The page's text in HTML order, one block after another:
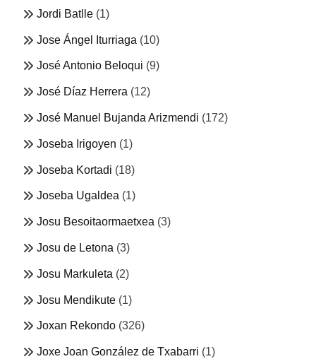
Jordi Batlle (1)
Jose Ángel Iturriaga (10)
José Antonio Beloqui (9)
José Díaz Herrera (12)
José Manuel Bujanda Arizmendi (172)
Joseba Irigoyen (1)
Joseba Kortadi (18)
Joseba Ugaldea (1)
Josu Besoitaormaetxea (3)
Josu de Letona (3)
Josu Markuleta (2)
Josu Mendikute (1)
Joxan Rekondo (326)
Joxe Joan González de Txabarri (1)